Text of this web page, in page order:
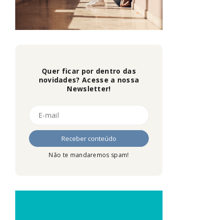
Quer ficar por dentro das
novidades? Acesse a nossa
Newsletter!
Não te mandaremos spam!